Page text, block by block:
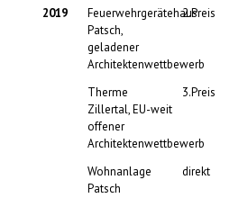
2019
Feuerwehrgerätehaus
Patsch,
geladener
Architektenwettbewerb
2.Preis
Therme
Zillertal, EU-weit
offener
Architektenwettbewerb
3.Preis
Wohnanlage
Patsch
direkt